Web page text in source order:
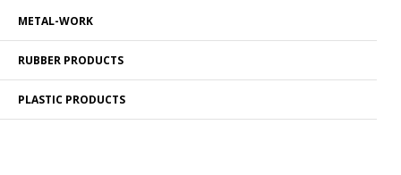
METAL-WORK
RUBBER PRODUCTS
PLASTIC PRODUCTS